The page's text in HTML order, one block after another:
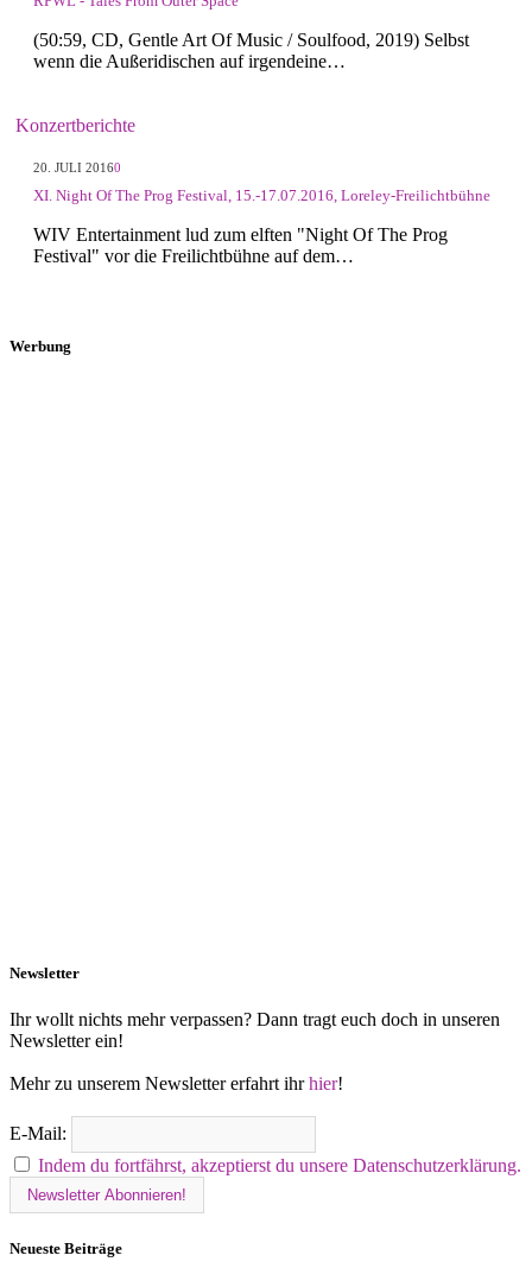
(50:59, CD, Gentle Art Of Music / Soulfood, 2019) Selbst
wenn die Außeridischen auf irgendeine…
Konzertberichte
20. JULI 20160
XI. Night Of The Prog Festival, 15.-17.07.2016, Loreley-Freilichtbühne
WIV Entertainment lud zum elften "Night Of The Prog
Festival" vor die Freilichtbühne auf dem…
Werbung
Newsletter
Ihr wollt nichts mehr verpassen? Dann tragt euch doch in unseren
Newsletter ein!
Mehr zu unserem Newsletter erfahrt ihrhier!
E-Mail:
Indem du fortfährst, akzeptierst du unsere Datenschutzerklärung.
Neueste Beiträge